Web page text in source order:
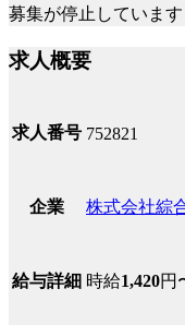
募集が停止しています
求人概要
求人番号 752821
企業 株式会社綜
給与詳細 時給1,420円